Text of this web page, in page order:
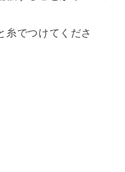
でつけてくださ